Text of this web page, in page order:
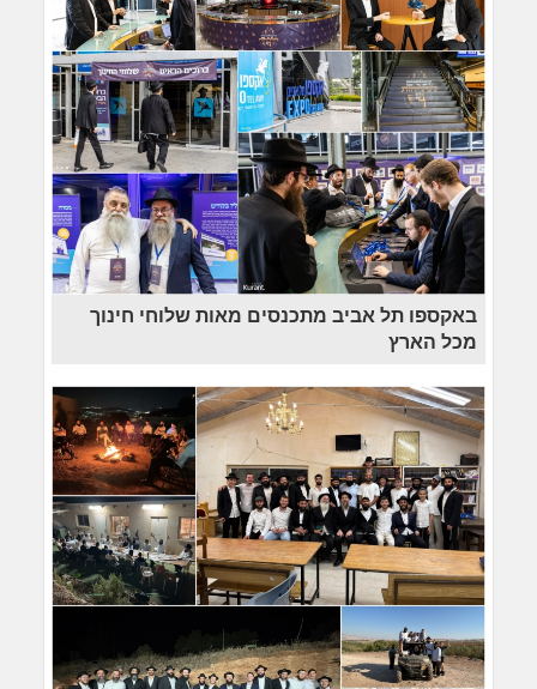
באקספו תל אביב מתכנסים מאות שלוחי חינוך
מכל הארץ